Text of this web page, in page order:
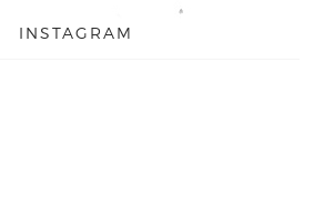
INSTAGRAM